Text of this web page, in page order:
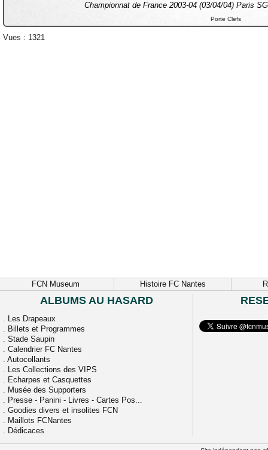
Championnat de France 2003-04 (03/04/04) Paris
Porte Clefs
Vues : 1321
FCN Museum Histoire FC Nantes
ALBUMS AU HASARD
. Les Drapeaux
. Billets et Programmes
. Stade Saupin
. Calendrier FC Nantes
. Autocollants
. Les Collections des VIPS
. Echarpes et Casquettes
. Musée des Supporters
. Presse - Panini - Livres - Cartes Pos...
. Goodies divers et insolites FCN
. Maillots FCNantes
. Dédicaces